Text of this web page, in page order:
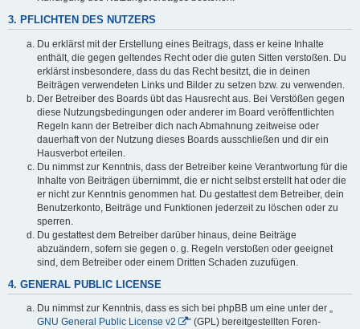
3. PFLICHTEN DES NUTZERS
Du erklärst mit der Erstellung eines Beitrags, dass er keine Inhalte
enthält, die gegen geltendes Recht oder die guten Sitten verstoßen. Du
erklärst insbesondere, dass du das Recht besitzt, die in deinen
Beiträgen verwendeten Links und Bilder zu setzen bzw. zu verwenden.
Der Betreiber des Boards übt das Hausrecht aus. Bei Verstößen gegen
diese Nutzungsbedingungen oder anderer im Board veröffentlichten
Regeln kann der Betreiber dich nach Abmahnung zeitweise oder
dauerhaft von der Nutzung dieses Boards ausschließen und dir ein
Hausverbot erteilen.
Du nimmst zur Kenntnis, dass der Betreiber keine Verantwortung für die
Inhalte von Beiträgen übernimmt, die er nicht selbst erstellt hat oder die
er nicht zur Kenntnis genommen hat. Du gestattest dem Betreiber, dein
Benutzerkonto, Beiträge und Funktionen jederzeit zu löschen oder zu
sperren.
Du gestattest dem Betreiber darüber hinaus, deine Beiträge
abzuändern, sofern sie gegen o. g. Regeln verstoßen oder geeignet
sind, dem Betreiber oder einem Dritten Schaden zuzufügen.
4. GENERAL PUBLIC LICENSE
Du nimmst zur Kenntnis, dass es sich bei phpBB um eine unter der „
GNU General Public License v2
“ (GPL) bereitgestellten Foren-